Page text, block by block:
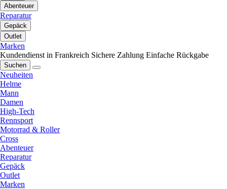
Abenteuer
Reparatur
Gepäck
Outlet
Marken
Kundendienst in Frankreich Sichere Zahlung Einfache Rückgabe
Suchen
Neuheiten
Helme
Mann
Damen
High-Tech
Rennsport
Motorrad & Roller
Cross
Abenteuer
Reparatur
Gepäck
Outlet
Marken